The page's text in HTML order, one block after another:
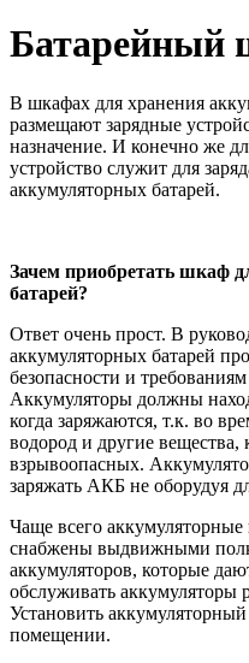
Батарейный
В шкафах для хранения
размещают зарядные
назначение. И конечно же
устройство служит для
аккумуляторных батарей.
Зачем приобретать шкаф
батарей?
Ответ очень прост. В
аккумуляторных батарей
безопасности и
Аккумуляторы должны
когда заряжаются, т.к. во
водород и другие вещества,
взрывоопасных.
заряжать АКБ не оборудуя
Чаще всего
снабжены выдвижными
аккумуляторов, которые
обслуживать аккумуляторы
Установить
помещении.